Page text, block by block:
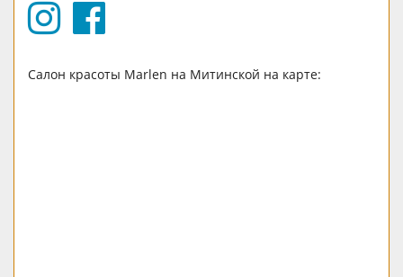
Салон красоты Marlen на Митинской на карте: